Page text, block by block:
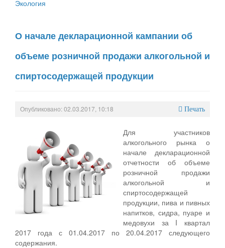
Экология
О начале декларационной кампании об
объеме розничной продажи алкогольной и
спиртосодержащей продукции
Опубликовано: 02.03.2017, 10:18 Печать
Для участников
алкогольного рынка о
начале декларационной
отчетности об объеме
розничной продажи
алкогольной и
спиртосодержащей
продукции, пива и пивных
напитков, сидра, пуаре и
медовухи за I квартал
2017 года с 01.04.2017 по 20.04.2017 следующего
содержания.